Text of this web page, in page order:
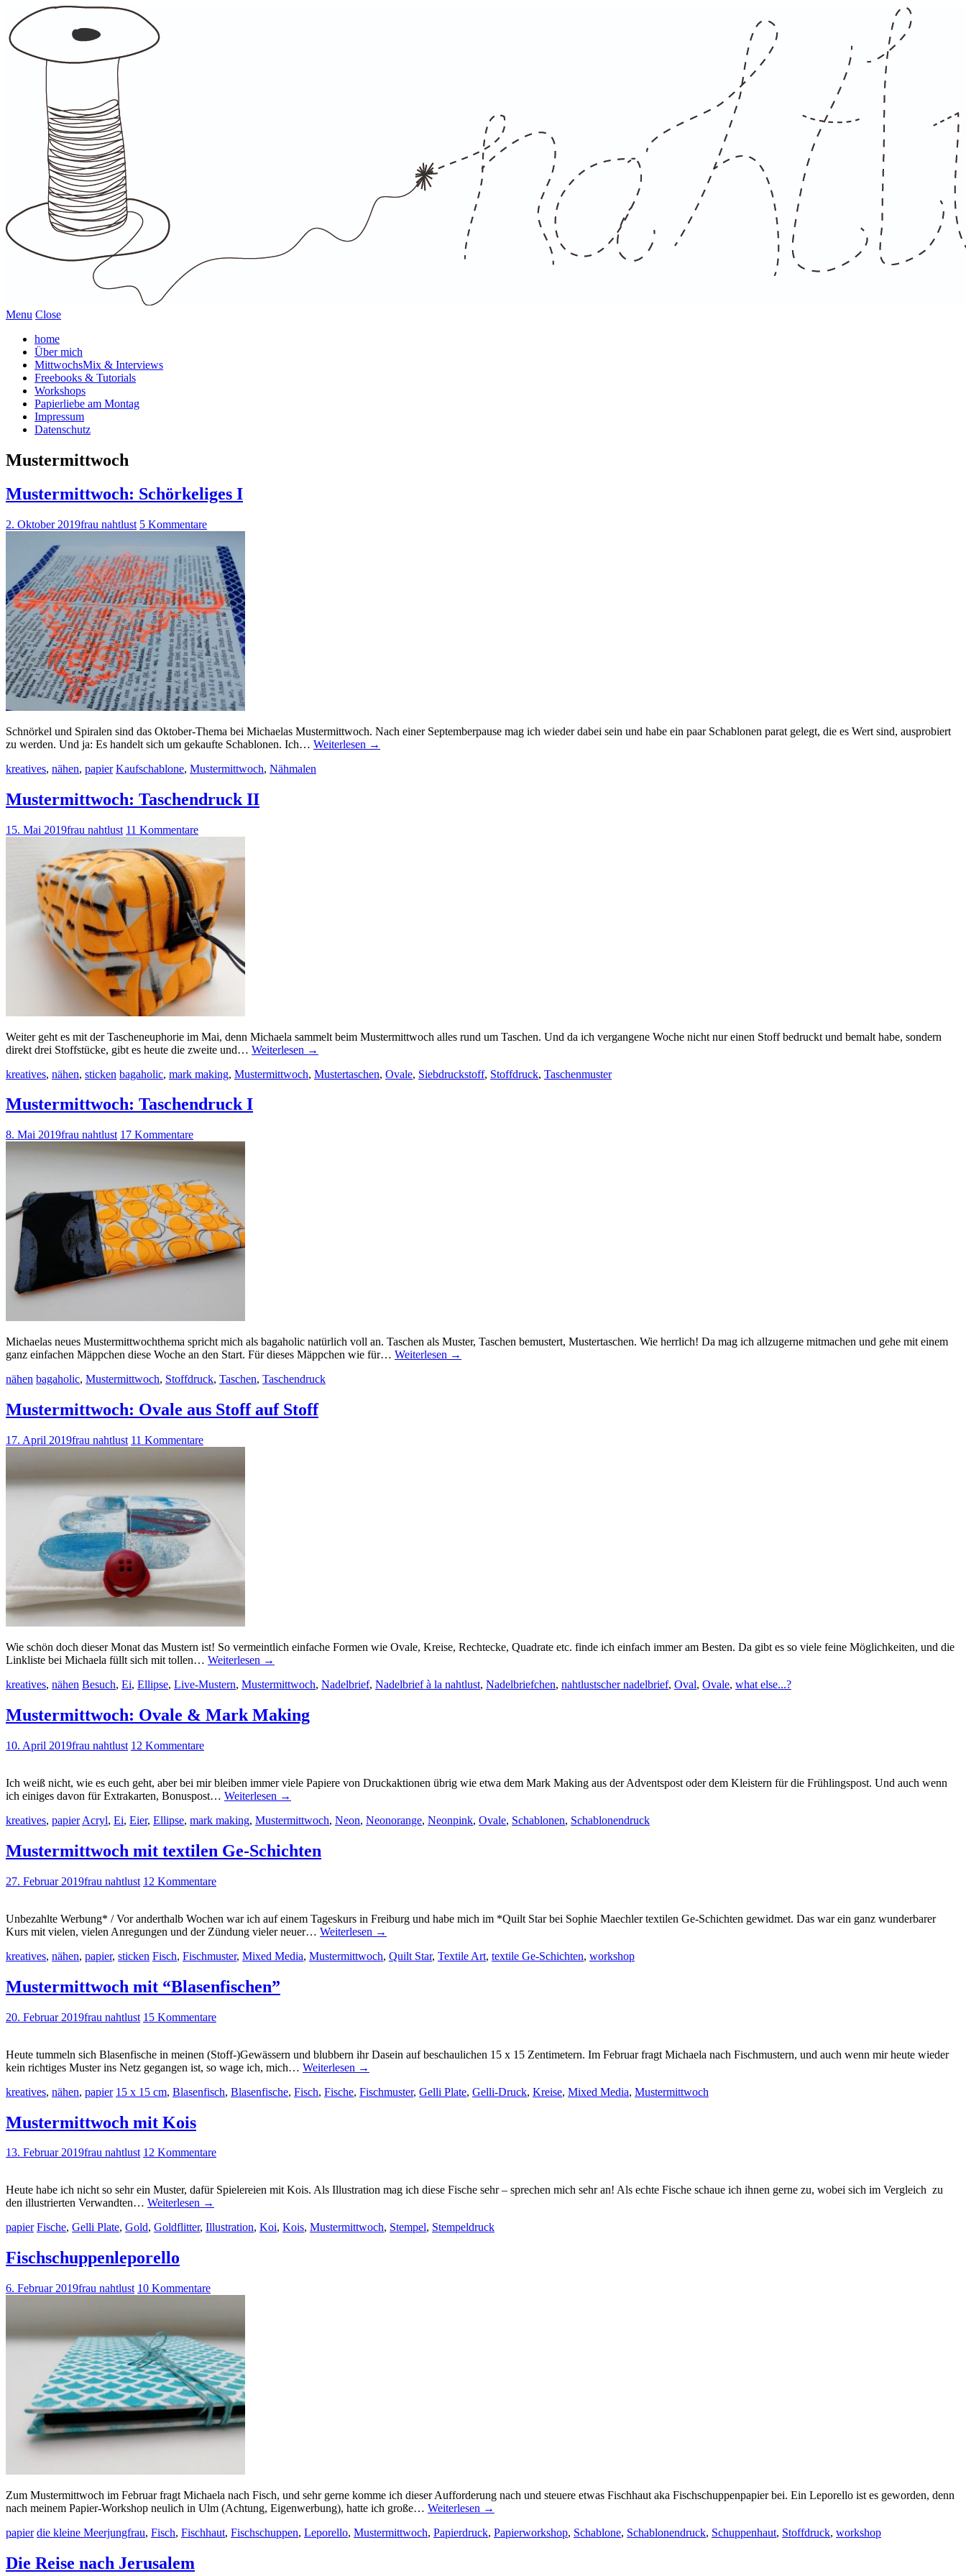
Menu Close
home
Über mich
MittwochsMix & Interviews
Freebooks & Tutorials
Workshops
Papierliebe am Montag
Impressum
Datenschutz
Mustermittwoch
Mustermittwoch: Schörkeliges I
2. Oktober 2019frau nahtlust 5 Kommentare
Schnörkel und Spiralen sind das Oktober-Thema bei Michaelas Mustermittwoch. Nach einer Septemberpause mag ich wieder dabei sein und habe ein paar Schablonen parat gelegt, die es Wert sind, ausprobiert
zu werden. Und ja: Es handelt sich um gekaufte Schablonen. Ich… Weiterlesen →
kreatives, nähen, papier Kaufschablone, Mustermittwoch, Nähmalen
Mustermittwoch: Taschendruck II
15. Mai 2019frau nahtlust 11 Kommentare
Weiter geht es mit der Tascheneuphorie im Mai, denn Michaela sammelt beim Mustermittwoch alles rund um Taschen. Und da ich vergangene Woche nicht nur einen Stoff bedruckt und bemalt habe, sondern
direkt drei Stoffstücke, gibt es heute die zweite und… Weiterlesen →
kreatives, nähen, sticken bagaholic, mark making, Mustermittwoch, Mustertaschen, Ovale, Siebdruckstoff, Stoffdruck, Taschenmuster
Mustermittwoch: Taschendruck I
8. Mai 2019frau nahtlust 17 Kommentare
Michaelas neues Mustermittwochthema spricht mich als bagaholic natürlich voll an. Taschen als Muster, Taschen bemustert, Mustertaschen. Wie herrlich! Da mag ich allzugerne mitmachen und gehe mit einem
ganz einfachen Mäppchen diese Woche an den Start. Für dieses Mäppchen wie für… Weiterlesen →
nähen bagaholic, Mustermittwoch, Stoffdruck, Taschen, Taschendruck
Mustermittwoch: Ovale aus Stoff auf Stoff
17. April 2019frau nahtlust 11 Kommentare
Wie schön doch dieser Monat das Mustern ist! So vermeintlich einfache Formen wie Ovale, Kreise, Rechtecke, Quadrate etc. finde ich einfach immer am Besten. Da gibt es so viele feine Möglichkeiten, und die
Linkliste bei Michaela füllt sich mit tollen… Weiterlesen →
kreatives, nähen Besuch, Ei, Ellipse, Live-Mustern, Mustermittwoch, Nadelbrief, Nadelbrief à la nahtlust, Nadelbriefchen, nahtlustscher nadelbrief, Oval, Ovale, what else...?
Mustermittwoch: Ovale & Mark Making
10. April 2019frau nahtlust 12 Kommentare
Ich weiß nicht, wie es euch geht, aber bei mir bleiben immer viele Papiere von Druckaktionen übrig wie etwa dem Mark Making aus der Adventspost oder dem Kleistern für die Frühlingspost. Und auch wenn
ich einiges davon für Extrakarten, Bonuspost… Weiterlesen →
kreatives, papier Acryl, Ei, Eier, Ellipse, mark making, Mustermittwoch, Neon, Neonorange, Neonpink, Ovale, Schablonen, Schablonendruck
Mustermittwoch mit textilen Ge-Schichten
27. Februar 2019frau nahtlust 12 Kommentare
Unbezahlte Werbung* / Vor anderthalb Wochen war ich auf einem Tageskurs in Freiburg und habe mich im *Quilt Star bei Sophie Maechler textilen Ge-Schichten gewidmet. Das war ein ganz wunderbarer
Kurs mit vielen, vielen Anregungen und der Zündung vieler neuer… Weiterlesen →
kreatives, nähen, papier, sticken Fisch, Fischmuster, Mixed Media, Mustermittwoch, Quilt Star, Textile Art, textile Ge-Schichten, workshop
Mustermittwoch mit “Blasenfischen”
20. Februar 2019frau nahtlust 15 Kommentare
Heute tummeln sich Blasenfische in meinen (Stoff-)Gewässern und blubbern ihr Dasein auf beschaulichen 15 x 15 Zentimetern. Im Februar fragt Michaela nach Fischmustern, und auch wenn mir heute wieder
kein richtiges Muster ins Netz gegangen ist, so wage ich, mich… Weiterlesen →
kreatives, nähen, papier 15 x 15 cm, Blasenfisch, Blasenfische, Fisch, Fische, Fischmuster, Gelli Plate, Gelli-Druck, Kreise, Mixed Media, Mustermittwoch
Mustermittwoch mit Kois
13. Februar 2019frau nahtlust 12 Kommentare
Heute habe ich nicht so sehr ein Muster, dafür Spielereien mit Kois. Als Illustration mag ich diese Fische sehr – sprechen mich sehr an! Als echte Fische schaue ich ihnen gerne zu, wobei sich im Vergleich zu
den illustrierten Verwandten… Weiterlesen →
papier Fische, Gelli Plate, Gold, Goldflitter, Illustration, Koi, Kois, Mustermittwoch, Stempel, Stempeldruck
Fischschuppenleporello
6. Februar 2019frau nahtlust 10 Kommentare
Zum Mustermittwoch im Februar fragt Michaela nach Fisch, und sehr gerne komme ich dieser Aufforderung nach und steuere etwas Fischhaut aka Fischschuppenpapier bei. Ein Leporello ist es geworden, denn
nach meinem Papier-Workshop neulich in Ulm (Achtung, Eigenwerbung), hatte ich große… Weiterlesen →
papier die kleine Meerjungfrau, Fisch, Fischhaut, Fischschuppen, Leporello, Mustermittwoch, Papierdruck, Papierworkshop, Schablone, Schablonendruck, Schuppenhaut, Stoffdruck, workshop
Die Reise nach Jerusalem